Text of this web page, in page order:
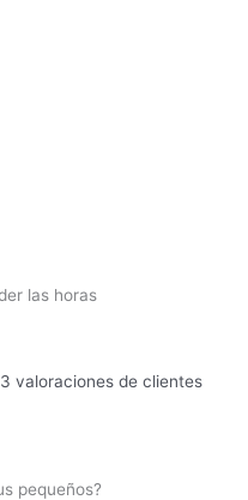
las horas
3 valoraciones de clientes
pequeños?